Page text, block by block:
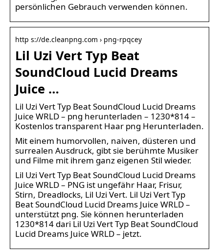
persönlichen Gebrauch verwenden können.
http s://de.cleanpng.com › png-rpqcey
Lil Uzi Vert Typ Beat
SoundCloud Lucid Dreams
Juice …
Lil Uzi Vert Typ Beat SoundCloud Lucid Dreams
Juice WRLD – png herunterladen – 1230*814 –
Kostenlos transparent Haar png Herunterladen.
Mit einem humorvollen, naiven, düsteren und
surrealen Ausdruck, gibt sie berühmte Musiker
und Filme mit ihrem ganz eigenen Stil wieder.
Lil Uzi Vert Typ Beat SoundCloud Lucid Dreams
Juice WRLD – PNG ist ungefähr Haar, Frisur,
Stirn, Dreadlocks, Lil Uzi Vert. Lil Uzi Vert Typ
Beat SoundCloud Lucid Dreams Juice WRLD –
unterstützt png. Sie können herunterladen
1230*814 dari Lil Uzi Vert Typ Beat SoundCloud
Lucid Dreams Juice WRLD – jetzt.